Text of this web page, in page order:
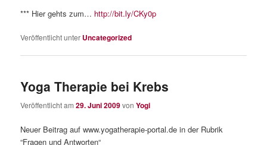
*** Hier gehts zum… http://bit.ly/CKy0p
Veröffentlicht unter Uncategorized
Yoga Therapie bei Krebs
Veröffentlicht am29. Juni 2009vonYogi
Neuer Beitrag auf www.yogatherapie-portal.de in der Rubrik
“Fragen und Antworten“